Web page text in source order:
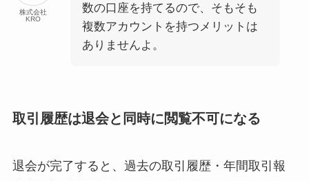
株式会社
KRO
数の口座を持てるので、そもそも
複数アカウントを持つメリットは
ありませんよ。
取引履歴は退会と同時に閲覧不可になる
退会が完了すると、過去の取引履歴・年間取引報